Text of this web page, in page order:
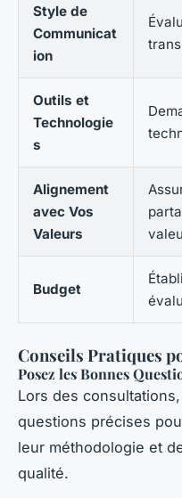
Style de
Communicat
ion
Outils et
Technologie
s
Alignement
avec Vos
Valeurs
Budget
Conseils Pratiques
Posez les Bonnes
Lors des
questions précises
leur méthodologie et
qualité.